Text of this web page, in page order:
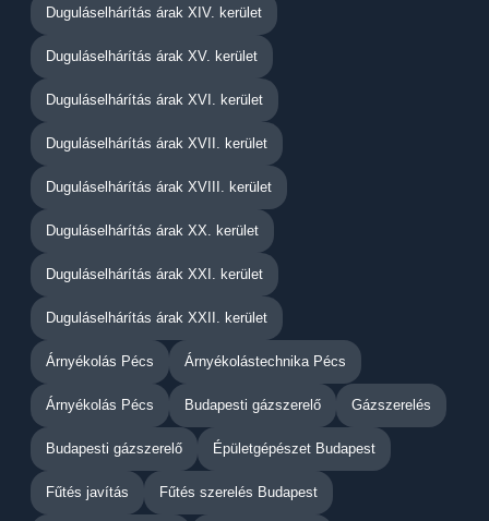
Duguláselhárítás árak XIV. kerület
Duguláselhárítás árak XV. kerület
Duguláselhárítás árak XVI. kerület
Duguláselhárítás árak XVII. kerület
Duguláselhárítás árak XVIII. kerület
Duguláselhárítás árak XX. kerület
Duguláselhárítás árak XXI. kerület
Duguláselhárítás árak XXII. kerület
Árnyékolás Pécs Árnyékolástechnika Pécs
Árnyékolás Pécs Budapesti gázszerelő Gázszerelés
Budapesti gázszerelő Épületgépészet Budapest
Fűtés javítás Fűtés szerelés Budapest